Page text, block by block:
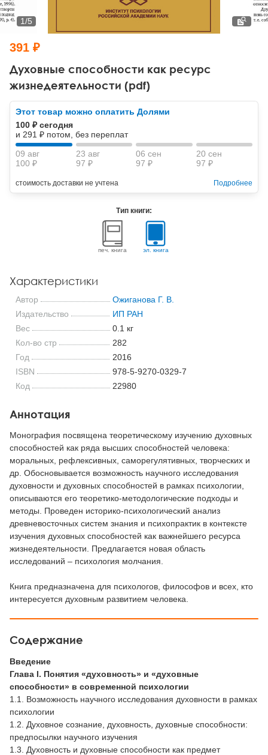
Тревожные расстройства, панические атаки
Психодрама
Другие направления психотерапии
Классический, эриксоновский гипноз и НЛП
НЛП
Психология труда и эргономика
Социальная психология
Социальная и организационная психология
Классический и юнгианский психоанализ
Духовные способности как ресурс
жизнедеятельности (pdf)
1/5
391 ₽
Этот товар можно оплатить Долями
100 ₽ сегодня
и 291 ₽ потом, без переплат
09 авг
100 ₽
23 авг
97 ₽
06 сен
97 ₽
20 сен
97 ₽
стоимость доставки не учтена Подробнее
Тип книги:
печ. книга эл. книга
Характеристики
Автор
Ожиганова Г. В.
Издательство
ИП РАН
Вес
0.1 кг
Кол-во стр
282
Год
2016
ISBN
978-5-9270-0329-7
Код
22980
Аннотация
Монография посвящена теоретическому изучению духовных
способностей как ряда высших способностей человека:
моральных, рефлексивных, саморегулятивных, творческих и
др. Обосновывается возможность научного исследования
духовности и духовных способностей в рамках психологии,
описываются его теоретико-методологические подходы и
методы. Проведен историко-психологический анализ
древневосточных систем знания и психопрактик в контексте
изучения духовных способностей как важнейшего ресурса
жизнедеятельности. Предлагается новая область
исследований – психология молчания.
Книга предназначена для психологов, философов и всех, кто
интересуется духовным развитием человека.
Содержание
Введение
Глава I. Понятия «духовность» и «духовные
способности» в современной психологии
1.1. Возможность научного исследования духовности в рамках
психологии
1.2. Духовное сознание, духовность, духовные способности:
предпосылки научного изучения
1.3. Духовность и духовные способности как предмет